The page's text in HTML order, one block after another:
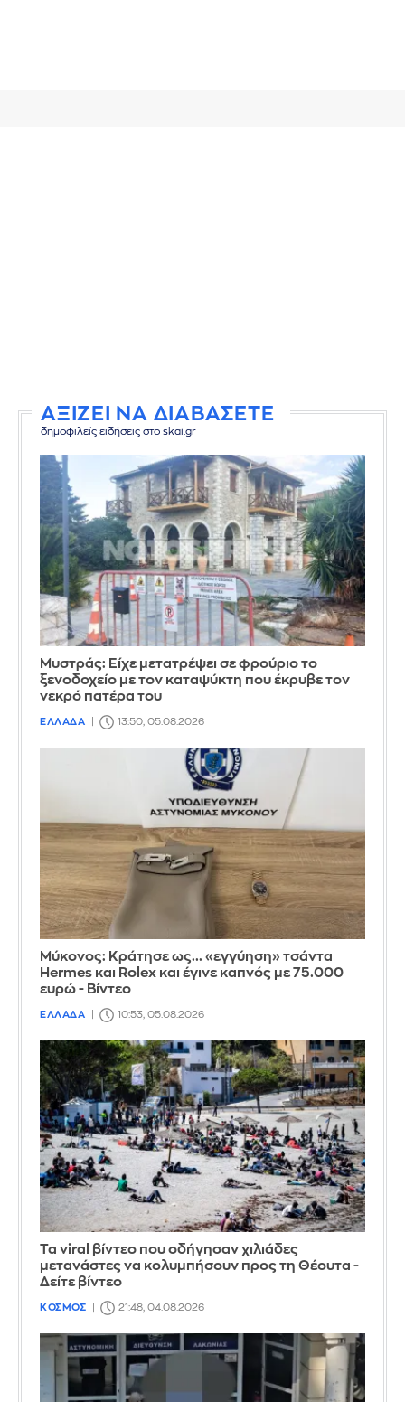
ΑΞΙΖΕΙ ΝΑ ΔΙΑΒΑΣΕΤΕ
δημοφιλείς ειδήσεις στο skai.gr
Mυστράς: Είχε μετατρέψει σε φρούριο το
ξενοδοχείο με τον καταψύκτη που έκρυβε τον
νεκρό πατέρα του
ΕΛΛΑΔΑ 13:50, 05.08.2026
Μύκονος: Κράτησε ως... «εγγύηση» τσάντα
Hermes και Rolex και έγινε καπνός με 75.000
ευρώ - Βίντεο
ΕΛΛΑΔΑ 10:53, 05.08.2026
Τα viral βίντεο που οδήγησαν χιλιάδες
μετανάστες να κολυμπήσουν προς τη Θέουτα -
Δείτε βίντεο
ΚΟΣΜΟΣ 21:48, 04.08.2026